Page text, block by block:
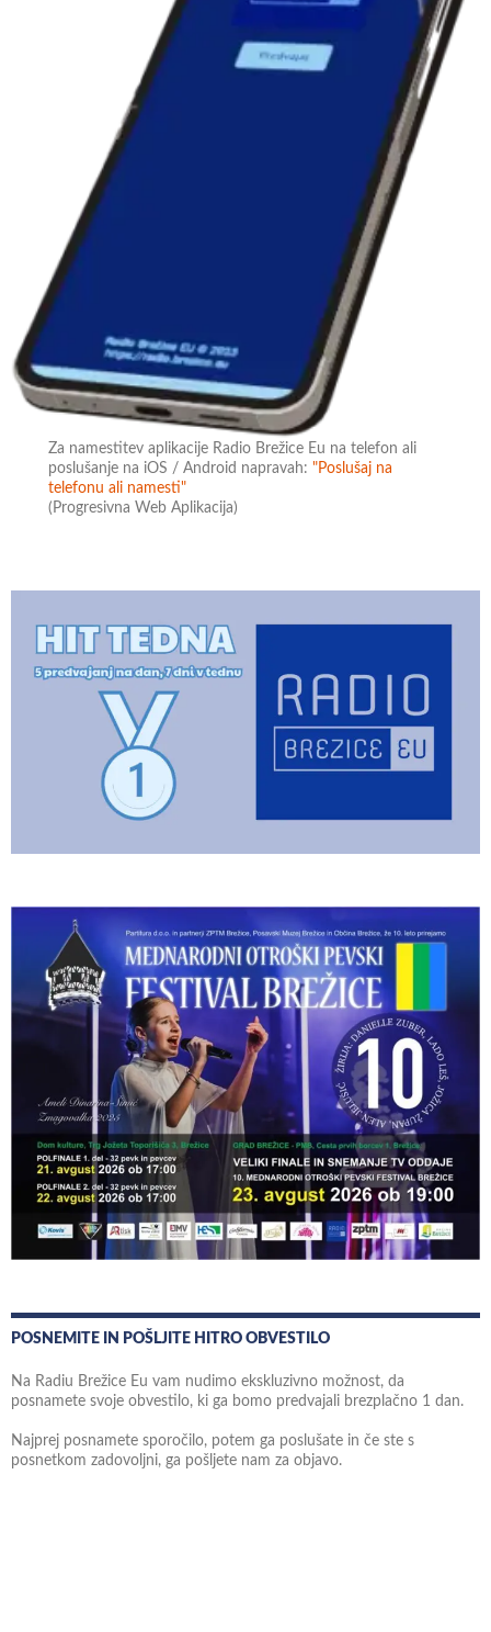
Za namestitev aplikacije Radio Brežice Eu na telefon ali
poslušanje na iOS / Android napravah:"Poslušaj na
telefonu ali namesti"
(Progresivna Web Aplikacija)
POSNEMITE IN POŠLJITE HITRO OBVESTILO
Na Radiu Brežice Eu vam nudimo ekskluzivno možnost, da
posnamete svoje obvestilo, ki ga bomo predvajali brezplačno 1 dan.
Najprej posnamete sporočilo, potem ga poslušate in če ste s
posnetkom zadovoljni, ga pošljete nam za objavo.